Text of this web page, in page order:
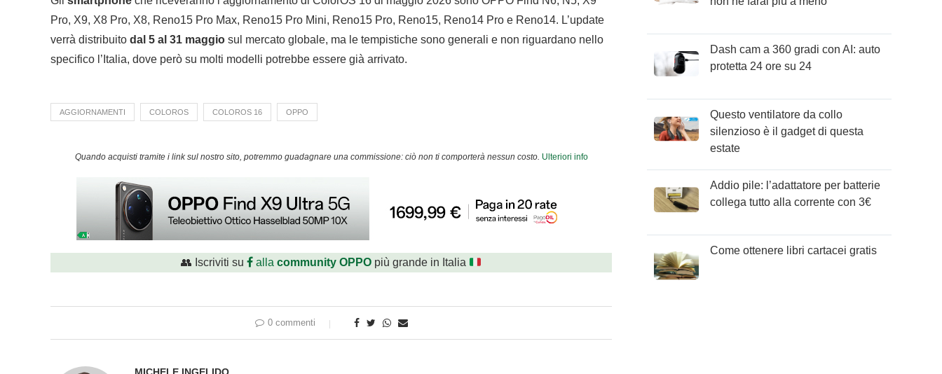
Pro, X9, X8 Pro, X8, Reno15 Pro Max, Reno15 Pro Mini, Reno15 Pro, Reno15, Reno14 Pro e Reno14. L’update
verrà distribuito dal 5 al 31 maggio sul mercato globale, ma le tempistiche sono generali e non riguardano nello
specifico l’Italia, dove però su molti modelli potrebbe essere già arrivato.
AGGIORNAMENTI COLOROS COLOROS 16 OPPO
Quando acquisti tramite i link sul nostro sito, potremmo guadagnare una commissione: ciò non ti comporterà nessun costo. Ulteriori info
👥 Iscriviti su allacommunity OPPO più grande in Italia
0 commenti
Dash cam a 360 gradi con AI: auto
protetta 24 ore su 24
Questo ventilatore da collo
silenzioso è il gadget di questa
estate
Addio pile: l’adattatore per batterie
collega tutto alla corrente con 3€
Come ottenere libri cartacei gratis